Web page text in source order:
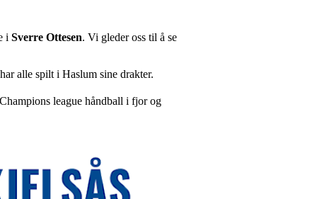
i Sverre Ottesen. Vi gleder oss til å se
alle spilt i Haslum sine drakter.
league håndball i fjor og